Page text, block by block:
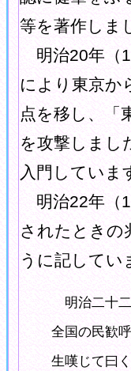
等を著作しま
明治20年（
により東京か
点を移し、「
を攻撃しまし
入門していま
明治22年（
されたときの
うに記してい
明治二十二
全国の民歓
生嘆じて曰